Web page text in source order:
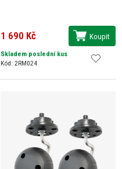
1 690 Kč Koupit
Skladem poslední kus
Kód: 2RM024